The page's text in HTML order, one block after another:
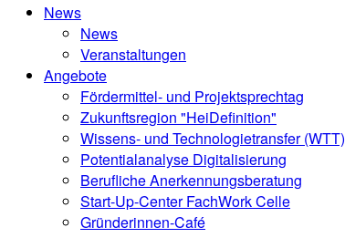
News
News
Veranstaltungen
Angebote
Fördermittel- und Projektsprechtag
Zukunftsregion "HeiDefinition"
Wissens- und Technologietransfer (WTT)
Potentialanalyse Digitalisierung
Berufliche Anerkennungsberatung
Start-Up-Center FachWork Celle
Gründerinnen-Café